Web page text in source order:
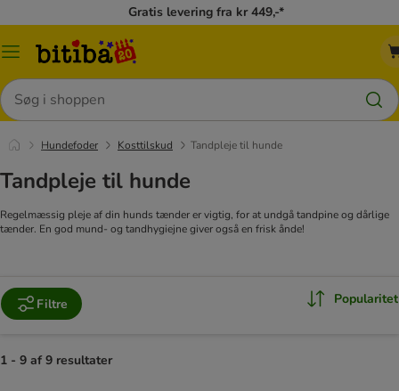
Gratis levering fra kr 449,-*
Menu
Søg
Hundefoder Kosttilskud Tandpleje til hunde
Tandpleje til hunde
Regelmæssig pleje af din hunds tænder er vigtig, for at undgå tandpine og dårlige
tænder. En god mund- og tandhygiejne giver også en frisk ånde!
Filtre Popularitet
1 - 9 af 9 resultater